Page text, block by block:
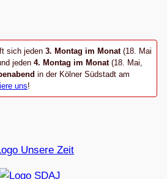
sich jeden 3. Montag im Monat (18. Mai
jeden 4. Montag im Monat(18. Mai,
in der Kölner Südstadt am
uns!